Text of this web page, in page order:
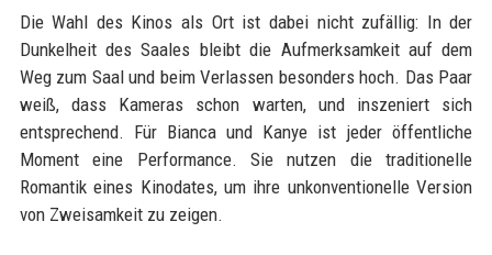
Die Wahl des Kinos als Ort ist dabei nicht zufällig: In der
Dunkelheit des Saales bleibt die Aufmerksamkeit auf dem
Weg zum Saal und beim Verlassen besonders hoch. Das Paar
weiß, dass Kameras schon warten, und inszeniert sich
entsprechend. Für Bianca und Kanye ist jeder öffentliche
Moment eine Performance. Sie nutzen die traditionelle
Romantik eines Kinodates, um ihre unkonventionelle Version
von Zweisamkeit zu zeigen.